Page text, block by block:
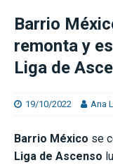
Barrio
remonta y
Liga de
19/10/2022 Ana
Barrio México se
Liga de Ascenso